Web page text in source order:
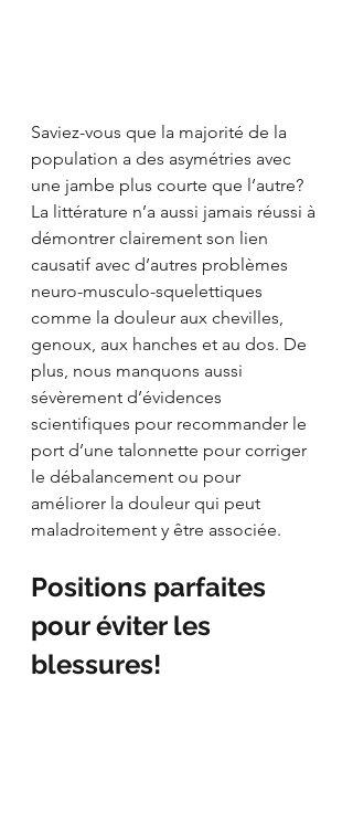
Saviez-vous que la majorité de la
population a des asymétries avec
une jambe plus courte que l’autre?
La littérature n’a aussi jamais réussi à
démontrer clairement son lien
causatif avec d’autres problèmes
neuro-musculo-squelettiques
comme la douleur aux chevilles,
genoux, aux hanches et au dos. De
plus, nous manquons aussi
sévèrement d’évidences
scientifiques pour recommander le
port d’une talonnette pour corriger
le débalancement ou pour
améliorer la douleur qui peut
maladroitement y être associée.
Positions parfaites
pour éviter les
blessures!